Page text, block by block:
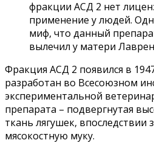
фракции АСД 2 нет
применение у людей.
миф, что данный
вылечил у матери
Фракция АСД 2 появился в
разработан во Всесоюзном
экспериментальной
препарата – подвергнутая
ткань лягушек, впоследствии
мясокостную муку.